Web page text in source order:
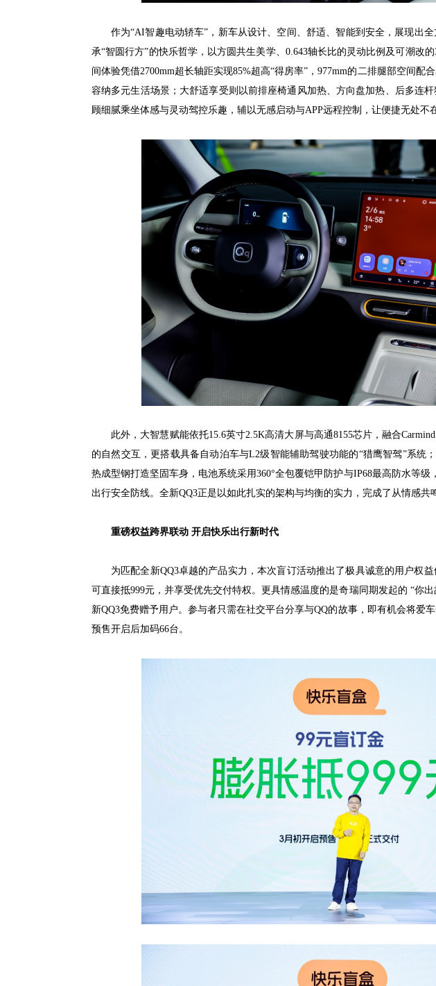
作为“AI智趣电动轿车”，新车从设计、空间、舒适、智能到安全，展现出
承“智圆行方”的快乐哲学，以方圆共生美学、0.643轴长比的灵动比例及可潮改
间体验凭借2700mm超长轴距实现85%超高“得房率”，977mm的二排腿部空间配
容纳多元生活场景；大舒适享受则以前排座椅通风加热、方向盘加热、后多连
顾细腻乘坐体感与灵动驾控乐趣，辅以无感启动与APP远程控制，让便捷无处不
此外，大智慧赋能依托15.6英寸2.5K高清大屏与高通8155芯片，融合
的自然交互，更搭载具备自动泊车与L2级智能辅助驾驶功能的“猎鹰智驾”系统
热成型钢打造坚固车身，电池系统采用360°全包覆铠甲防护与IP68最高防水等
出行安全防线。全新QQ3正是以如此扎实的架构与均衡的实力，完成了从情感共
重磅权益跨界联动 开启快乐出行新时代
为匹配全新QQ3卓越的产品实力，本次盲订活动推出了极具诚意的用户权
可直接抵999元，并享受优先交付特权。更具情感温度的是奇瑞同期发起的 “你
新QQ3免费赠予用户。参与者只需在社交平台分享与QQ的故事，即有机会将爱
预售开启后加码66台。